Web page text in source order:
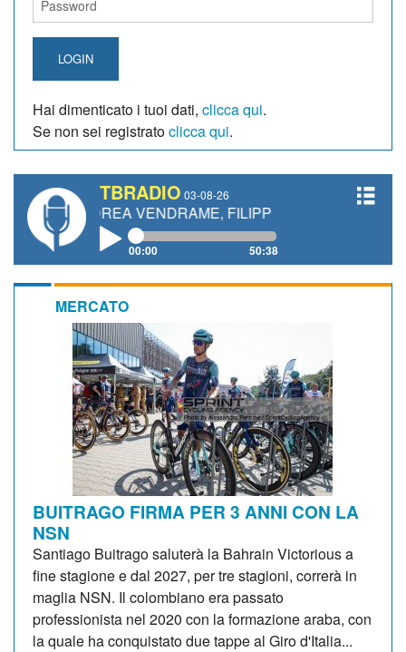
LOGIN
Hai dimenticato i tuoi dati, clicca qui.
Se non sei registratoclicca qui.
TBRADIO 03-08-26
VENDRAME, FILIPPO FIORELLI
00:00 50:38
MERCATO
BUITRAGO FIRMA PER 3 ANNI CON LA
NSN
Santiago Buitrago saluterà la Bahrain Victorious a
fine stagione e dal 2027, per tre stagioni, correrà in
maglia NSN. Il colombiano era passato
professionista nel 2020 con la formazione araba, con
la quale ha conquistato due tappe al Giro d'Italia...